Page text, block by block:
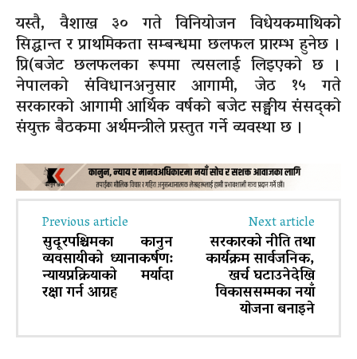
यस्तै, वैशाख ३० गते विनियोजन विधेयकमाथिको
सिद्धान्त र प्राथमिकता सम्बन्धमा छलफल प्रारम्भ हुनेछ ।
प्रि(बजेट छलफलका रूपमा त्यसलाई लिइएको छ ।
नेपालको संविधानअनुसार आगामी, जेठ १५ गते
सरकारको आगामी आर्थिक वर्षको बजेट सङ्घीय संसद्को
संयुक्त बैठकमा अर्थमन्त्रीले प्रस्तुत गर्ने व्यवस्था छ ।
Previous article
सुदूरपश्चिमका कानुन
व्यवसायीको ध्यानाकर्षण:
न्यायप्रक्रियाको मर्यादा
रक्षा गर्न आग्रह
Next article
सरकारको नीति तथा
कार्यक्रम सार्वजनिक,
खर्च घटाउनेदेखि
विकाससम्मका नयाँ
याेजना बनाइने